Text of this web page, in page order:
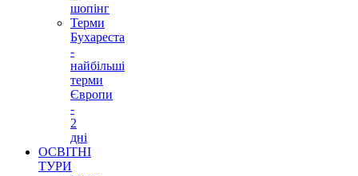
шопінг
Терми
Бухареста
-
найбільші
терми
Європи
-
2
дні
ОСВІТНІ
ТУРИ